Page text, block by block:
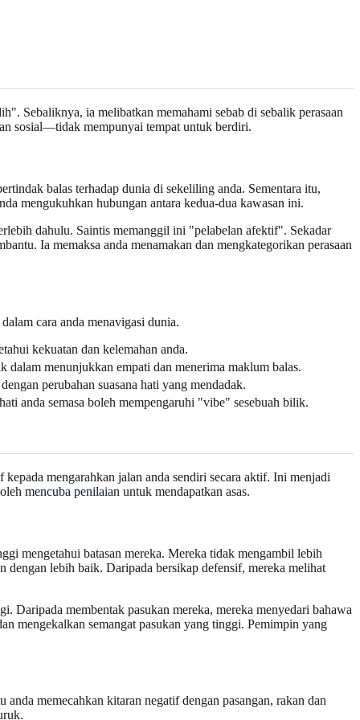
Sebaliknya, ia melibatkan memahami sebab di sebalik perasaan
sosial—tidak mempunyai tempat untuk berdiri.
balas terhadap dunia di sekeliling anda. Sementara itu,
mengukuhkan hubungan antara kedua-dua kawasan ini.
dahulu. Saintis memanggil ini "pelabelan afektif". Sekadar
Ia memaksa anda menamakan dan mengkategorikan perasaan
cara anda menavigasi dunia.
kekuatan dan kelemahan anda.
menunjukkan empati dan menerima maklum balas.
perubahan suasana hati yang mendadak.
anda semasa boleh mempengaruhi "vibe" sesebuah bilik.
mengarahkan jalan anda sendiri secara aktif. Ini menjadi
mencuba penilaian untuk mendapatkan asas.
mengetahui batasan mereka. Mereka tidak mengambil lebih
dengan lebih baik. Daripada bersikap defensif, mereka melihat
Daripada membentak pasukan mereka, mereka menyedari bahawa
mengekalkan semangat pasukan yang tinggi. Pemimpin yang
memecahkan kitaran negatif dengan pasangan, rakan dan